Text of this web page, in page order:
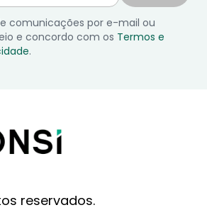
comunicações por e-mail ou
e concordo com os Termos e
.
reservados.